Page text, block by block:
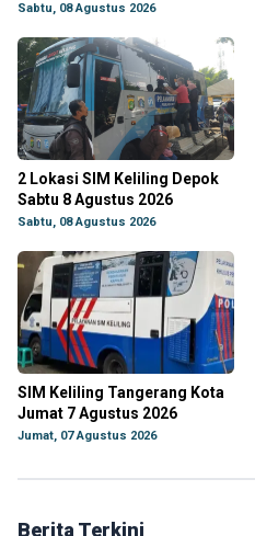
Sabtu, 08 Agustus 2026
2 Lokasi SIM Keliling Depok
Sabtu 8 Agustus 2026
Sabtu, 08 Agustus 2026
SIM Keliling Tangerang Kota
Jumat 7 Agustus 2026
Jumat, 07 Agustus 2026
Berita Terkini